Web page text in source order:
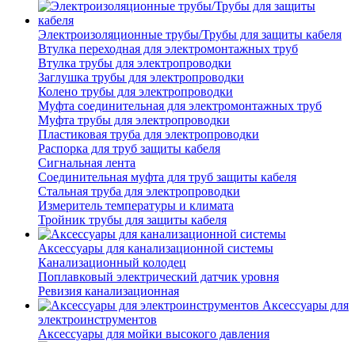
Электроизоляционные трубы/Трубы для защиты кабеля
Втулка переходная для электромонтажных труб
Втулка трубы для электропроводки
Заглушка трубы для электропроводки
Колено трубы для электропроводки
Муфта соединительная для электромонтажных труб
Муфта трубы для электропроводки
Пластиковая труба для электропроводки
Распорка для труб защиты кабеля
Сигнальная лента
Соединительная муфта для труб защиты кабеля
Стальная труба для электропроводки
Измеритель температуры и климата
Тройник трубы для защиты кабеля
Аксессуары для канализационной системы
Канализационный колодец
Поплавковый электрический датчик уровня
Ревизия канализационная
Аксессуары для
электроинструментов
Аксессуары для мойки высокого давления